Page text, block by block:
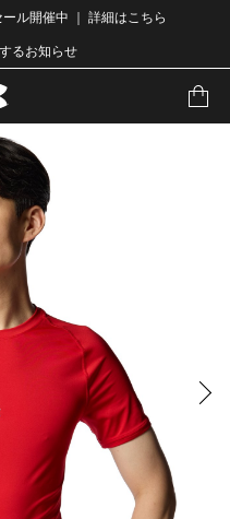
ル開催中 ｜ 詳細はこちら
るお知らせ